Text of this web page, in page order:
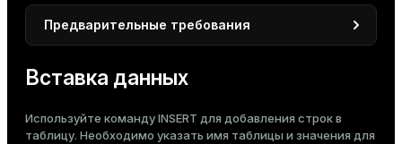
Предварительные требования
разделах, подключитесь к мастер-хосту Greengage
Подключение к Greengage DB с использованием psql
Создайте новую базу данных и подключитесь к ней:
Вставка данных
Используйте командуINSERT для добавления строк в
таблицу. Необходимо указать имя таблицы и значения для